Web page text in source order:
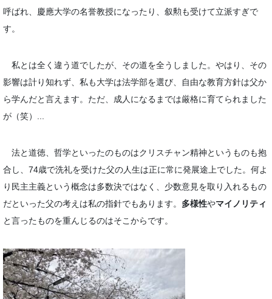
呼ばれ、慶應大学の名誉教授になったり、叙勲も受けて立派すぎで
す。
私とは全く違う道でしたが、その道を全うしました。やはり、その
影響は計り知れず、私も大学は法学部を選び、自由な教育方針は父か
ら学んだと言えます。ただ、成人になるまでは厳格に育てられました
が（笑）...
法と道徳、哲学といったのものはクリスチャン精神というものも抱
合し、74歳で洗礼を受けた父の人生は正に常に発展途上でした。何よ
り民主主義という概念は多数決ではなく、少数意見を取り入れるもの
だといった父の考えは私の指針でもあります。 多様性やマイノリティ
と言ったものを重んじるのはそこからです。